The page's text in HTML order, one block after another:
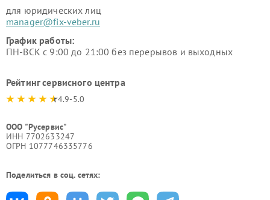
для юридических лиц
manager@fix-veber.ru
График работы:
ПН-ВСК с 9:00 до 21:00 без перерывов и выходных
Рейтинг сервисного центра
4.9-5.0
ООО "Русервис"
ИНН 7702633247
ОГРН 1077746335776
Поделиться в соц. сетях: